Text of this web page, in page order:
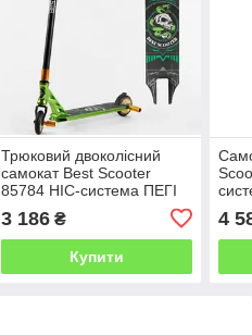
Трюковий двоколісний
самокат Best Scooter
85784 HIC-система ПЕГІ
Аноprований.пофарбування
3 186₴
Купити
4